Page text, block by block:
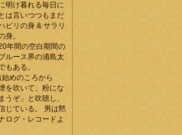
明け暮れる毎日に
は言いつつもまだ
ビリの身 & サラリ
身。
年間の空白期間の
ルース界の浦島太
もある。
めのころから
を吹いて、粉にな
うぞ」と吹聴し、
じている。 男は黙
ログ・レコードよ